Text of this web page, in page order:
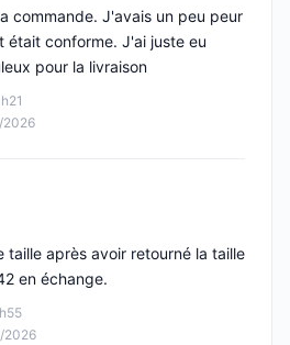
2026
commande. J'avais un peu peur
était conforme. J'ai juste eu
pour la livraison
2026
taille après avoir retourné la taille
en échange.